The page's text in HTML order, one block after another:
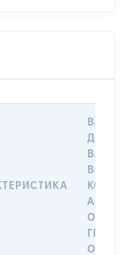
ДАТУ
АБО